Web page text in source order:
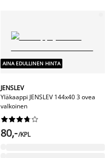
AINA EDULLINEN HINTA
JENSLEV
Yläkaappi JENSLEV 144x40 3 ovea
valkoinen






80,-/KPL